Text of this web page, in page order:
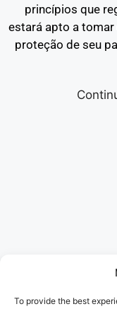
To provide the best
princípios que
estará apto a
proteção de seu